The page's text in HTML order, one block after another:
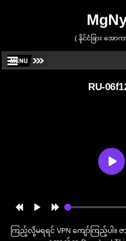
( နိုင်ငံခြား အော
RU-
ကြည့်လို့မရရင် VPN ကျော်ကြည့်ပါ။